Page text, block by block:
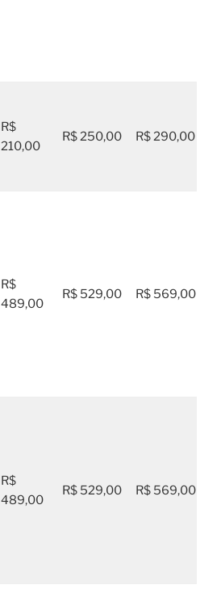
R$
210,00
R$ 250,00 R$ 290,00
R$
489,00
R$ 529,00 R$ 569,00
R$
489,00
R$ 529,00 R$ 569,00